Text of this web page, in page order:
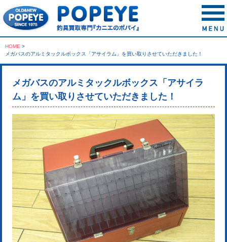
HOME >
メガバスのアルミタックルボックス「アサイラム」を買い取りさせていただきました！
メガバスのアルミタックルボックス「アサイラ
ム」を買い取りさせていただきました！